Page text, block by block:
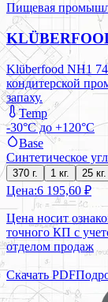
Пищевая
Klüberfood NH1
кондитерской
запаху.
Temp
-30°C до +120°C
Base
Синтетическое
370 г. 1 кг. 25 кг.
Цена:6 195,60 ₽
Цена носит
точного КП с
отделом продаж
Скачать PDF